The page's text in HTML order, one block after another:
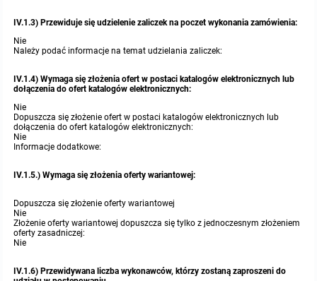
IV.1.3) Przewiduje się udzielenie zaliczek na poczet wykonania zamówienia:
Nie
Należy podać informacje na temat udzielania zaliczek:
IV.1.4) Wymaga się złożenia ofert w postaci katalogów elektronicznych lub
dołączenia do ofert katalogów elektronicznych:
Nie
Dopuszcza się złożenie ofert w postaci katalogów elektronicznych lub
dołączenia do ofert katalogów elektronicznych:
Nie
Informacje dodatkowe:
IV.1.5.) Wymaga się złożenia oferty wariantowej:
Dopuszcza się złożenie oferty wariantowej
Nie
Złożenie oferty wariantowej dopuszcza się tylko z jednoczesnym złożeniem
oferty zasadniczej:
Nie
IV.1.6) Przewidywana liczba wykonawców, którzy zostaną zaproszeni do